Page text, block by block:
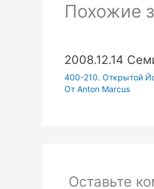
Похожие
2008.12.14
400-210. Открытой
От Anton Marcus
Оставьте